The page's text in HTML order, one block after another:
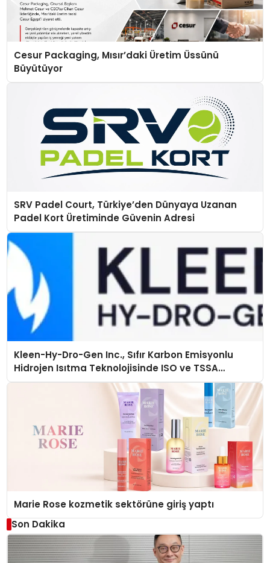
Cesur Packaging, Mısır’daki Üretim Üssünü
Büyütüyor
SRV Padel Court, Türkiye’den Dünyaya Uzanan
Padel Kort Üretiminde Güvenin Adresi
Kleen-Hy-Dro-Gen Inc., Sıfır Karbon Emisyonlu
Hidrojen Isıtma Teknolojisinde ISO ve TSSA
Düzenleyici Onaylarını Aldı
Marie Rose kozmetik sektörüne giriş yaptı
Son Dakika